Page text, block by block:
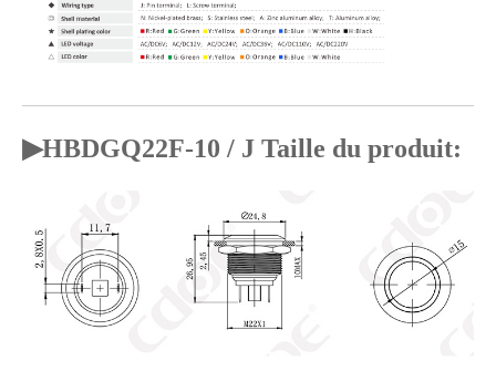
▶HBDGQ22F-10 / J Taille du produit: